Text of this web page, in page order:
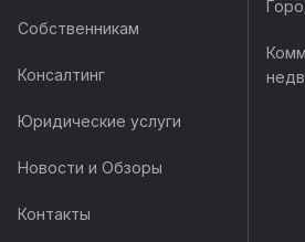
Собственникам
Консалтинг
Юридические услуги
Новости и Обзоры
Контакты